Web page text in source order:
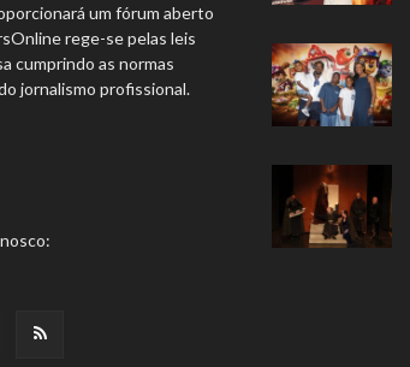
um fórum aberto
rege-se pelas leis
cumprindo as normas
jornalismo profissional.